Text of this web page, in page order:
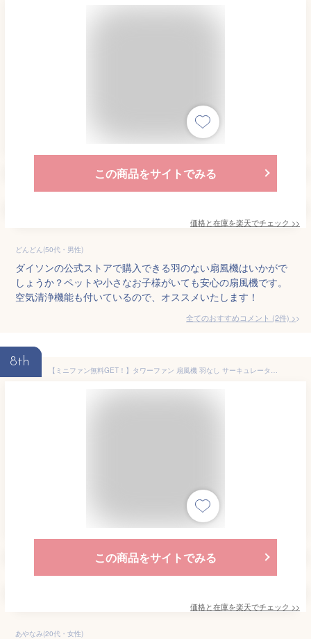
この商品をサイトでみる
価格と在庫を楽天でチェック >>
どんどん(50代・男性)
ダイソンの公式ストアで購入できる羽のない扇風機はいかがで
しょうか？ペットや小さなお子様がいても安心の扇風機です。
空気清浄機能も付いているので、オススメいたします！
全てのおすすめコメント (2件) >
8th
【ミニファン無料GET！】タワーファン 扇風機 羽なし サーキュレーター DCモーター 羽なし扇風機 卓上扇風機 羽根なし 左右自動首振り 静音 省エネ リビング扇風機 空気循環 温風 首振り 据え置き 8段階風量 空気清浄 静音設計 熱中症対策 電気ヒーター ホット＆クール
この商品をサイトでみる
価格と在庫を楽天でチェック >>
あやなみ(20代・女性)